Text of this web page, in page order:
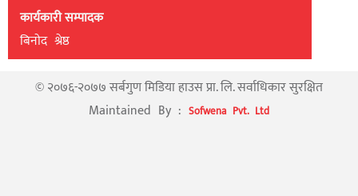
कार्यकारी सम्पादक
बिनाेद श्रेष्ठ
© २०७६-२०७७ सर्बगुण मिडिया हाउस प्रा. लि. सर्वाधिकार सुरक्षित
Maintained By : Sofwena Pvt. Ltd